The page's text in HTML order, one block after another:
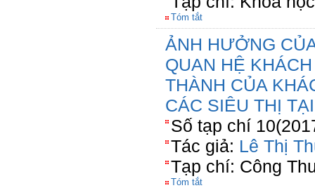
Tóm tắt
ẢNH HƯỞNG
QUAN HỆ
THÀNH CỦA
CÁC SIÊU THỊ
Số tạp chí
Tác giả: Lê Thị
Tạp chí: Công
Tóm tắt